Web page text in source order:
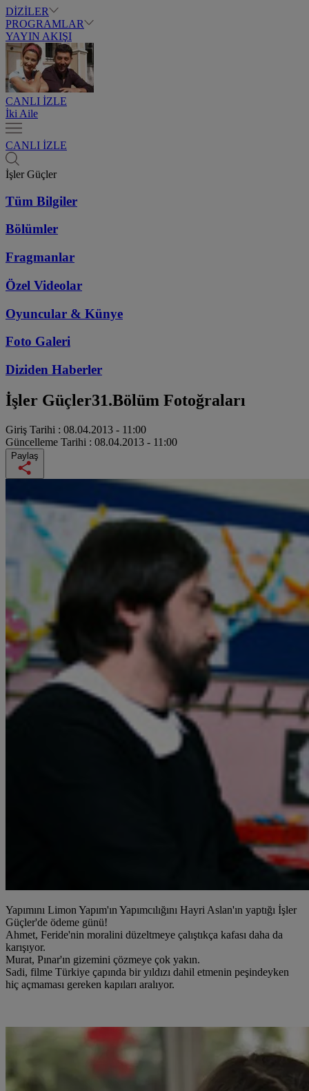
DİZİLER
PROGRAMLAR
YAYIN AKIŞI
CANLI İZLE
İki Aile
CANLI İZLE
İşler Güçler
Tüm Bilgiler
Bölümler
Fragmanlar
Özel Videolar
Oyuncular & Künye
Foto Galeri
Diziden Haberler
İşler Güçler31.Bölüm Fotoğraları
Giriş Tarihi : 08.04.2013 - 11:00
Güncelleme Tarihi : 08.04.2013 - 11:00
Paylaş
Yapımını Limon Yapım'ın Yapımcılığını Hayri Aslan'ın yaptığı İşler
Güçler'de ödeme günü!
Ahmet, Feride'nin moralini düzeltmeye çalıştıkça kafası daha da
karışıyor.
Murat, Pınar'ın gizemini çözmeye çok yakın.
Sadi, filme Türkiye çapında bir yıldızı dahil etmenin peşindeyken
hiç açmaması gereken kapıları aralıyor.